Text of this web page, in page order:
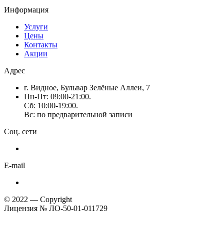
Информация
Услуги
Цены
Контакты
Акции
Адрес
г. Видное, Бульвар Зелёные Аллеи, 7
Пн-Пт: 09:00-21:00.
Сб: 10:00-19:00.
Вс: по предварительной записи
Соц. сети
E-mail
© 2022 — Copyright
Лицензия № ЛО-50-01-011729